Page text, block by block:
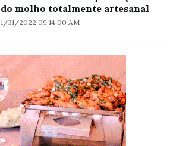
do molho totalmente artesanal
1/31/2022 09:14:00 AM